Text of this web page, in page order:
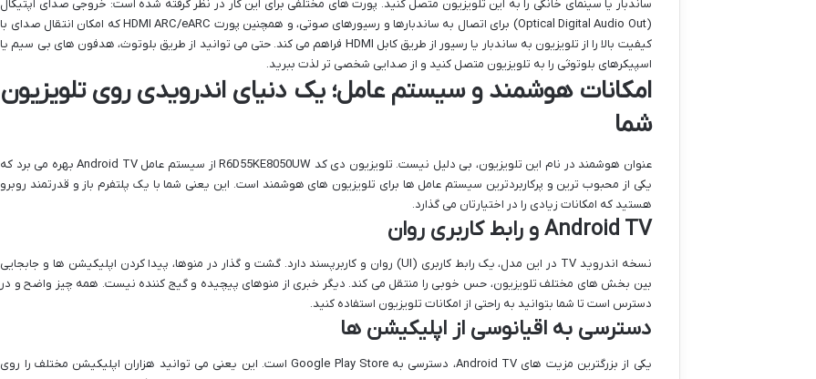
ساندبار یا سینمای خانگی را به این تلویزیون متصل کنید. پورت های مختلفی برای این کار در نظر گرفته شده است: خروجی صدای اپتیکال
(Optical Digital Audio Out) برای اتصال به ساندبارها و رسیورهای صوتی، و همچنین پورت HDMI ARC/eARC که امکان انتقال صدای با
کیفیت بالا را از تلویزیون به ساندبار یا رسیور از طریق کابل HDMI فراهم می کند. حتی می توانید از طریق بلوتوث، هدفون های بی سیم یا
اسپیکرهای بلوتوثی را به تلویزیون متصل کنید و از صدایی شخصی تر لذت ببرید.
امکانات هوشمند و سیستم عامل؛ یک دنیای اندرویدی روی تلویزیون
شما
عنوان هوشمند در نام این تلویزیون، بی دلیل نیست. تلویزیون دی کد R6D55KE8050UW از سیستم عامل Android TV بهره می برد که
یکی از محبوب ترین و پرکاربردترین سیستم عامل ها برای تلویزیون های هوشمند است. این یعنی شما با یک پلتفرم باز و قدرتمند روبرو
هستید که امکانات زیادی را در اختیارتان می گذارد.
Android TV و رابط کاربری روان
نسخه اندروید TV در این مدل، یک رابط کاربری (UI) روان و کاربرپسند دارد. گشت و گذار در منوها، پیدا کردن اپلیکیشن ها و جابجایی
بین بخش های مختلف تلویزیون، حس خوبی را منتقل می کند. دیگر خبری از منوهای پیچیده و گیج کننده نیست. همه چیز واضح و در
دسترس است تا شما بتوانید به راحتی از امکانات تلویزیون استفاده کنید.
دسترسی به اقیانوسی از اپلیکیشن ها
یکی از بزرگترین مزیت های Android TV، دسترسی به Google Play Store است. این یعنی می توانید هزاران اپلیکیشن مختلف را روی